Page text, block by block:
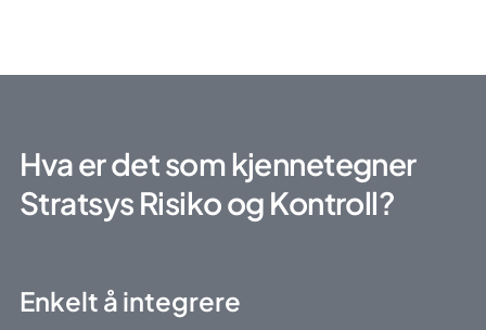
Hva er det som kjennetegner
Stratsys Risiko og Kontroll?
Enkelt å integrere